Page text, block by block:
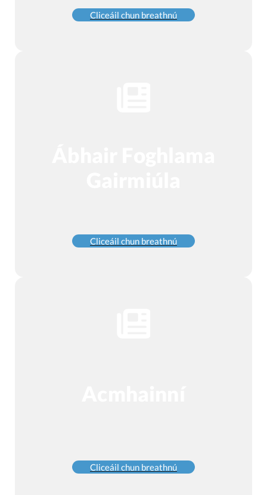
Cliceáil chun breathnú
Cliceáil chun breathnú
Cliceáil chun breathnú